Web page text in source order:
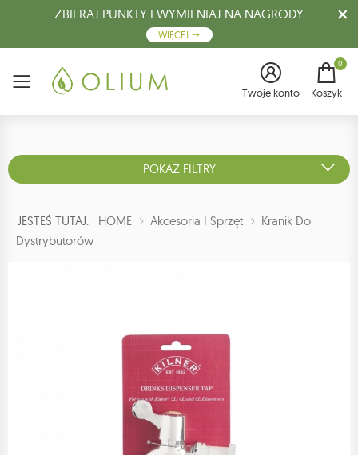
ZBIERAJ PUNKTY I WYMIENIAJ NA NAGRODY
WIĘCEJ
Menu Twoje konto
0
Koszyk
POKAŻ FILTRY
JESTEŚ TUTAJ: HOME Akcesoria I Sprzęt
Kranik Do
Dystrybutorów